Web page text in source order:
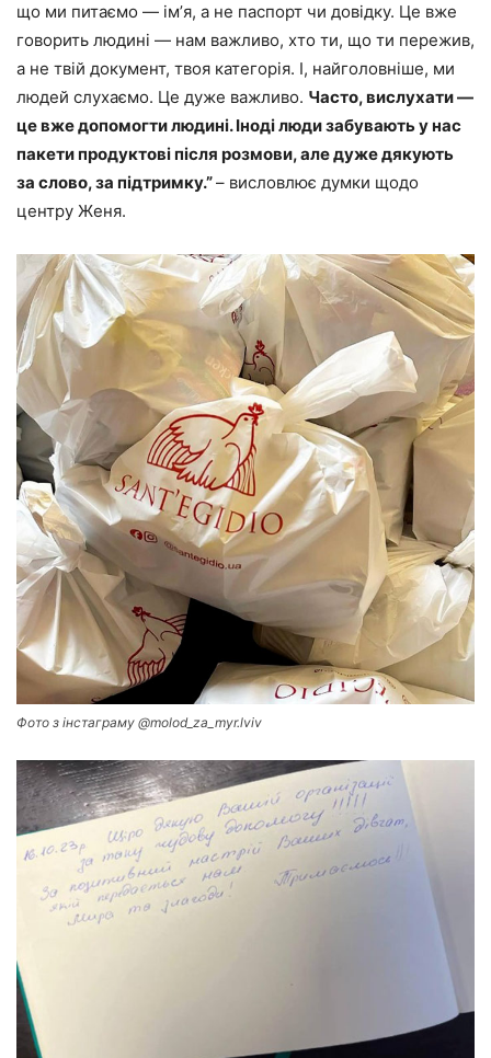
що ми питаємо — імʼя, а не паспорт чи довідку. Це вже
говорить людині — нам важливо, хто ти, що ти пережив,
а не твій документ, твоя категорія. І, найголовніше, ми
людей слухаємо. Це дуже важливо. Часто, вислухати —
це вже допомогти людині. Іноді люди забувають у нас
пакети продуктові після розмови, але дуже дякують
за слово, за підтримку.”– висловлює думки щодо
центру Женя.
Фото з інстаграму @molod_za_myr.lviv